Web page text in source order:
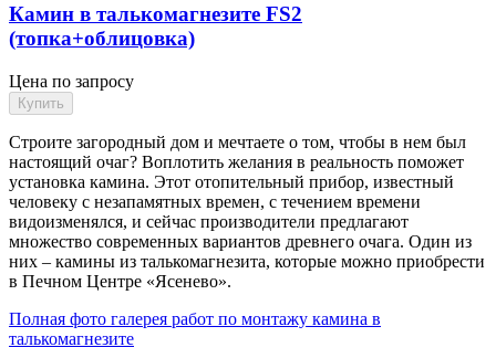
Камин в талькомагнезите FS2
(топка+облицовка)
Цена по запросу
Строите загородный дом и мечтаете о том, чтобы в нем был
настоящий очаг? Воплотить желания в реальность поможет
установка камина. Этот отопительный прибор, известный
человеку с незапамятных времен, с течением времени
видоизменялся, и сейчас производители предлагают
множество современных вариантов древнего очага. Один из
них – камины из талькомагнезита, которые можно приобрести
в Печном Центре «Ясенево».
Полная фото галерея работ по монтажу камина в
талькомагнезите